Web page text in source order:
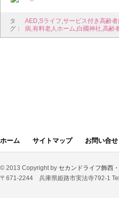
タ
グ：
AED,Sライフ,サービス付き高齢
病,有料老人ホーム,白國神社,高齢
ホーム サイトマップ お問い合せ
© 2013 Copyright by セカンドライフ飾西
〒671-2244 兵庫県姫路市実法寺792-1